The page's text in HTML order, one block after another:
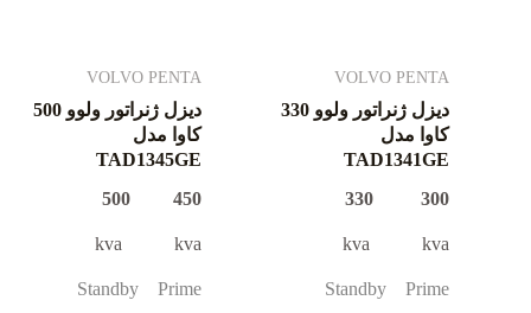
VOLVO PENTA
دیزل ژنراتور ولوو 330
کاوا مدل
TAD1341GE
300 330
kva kva
Standby Prime
VOLVO PENTA
دیزل ژنراتور ولوو 500
کاوا مدل
TAD1345GE
450 500
kva kva
Standby Prime